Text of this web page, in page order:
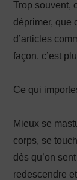
Trop souvent,
déprimer, que
d’articles
façon, c’est
Ce qui
Mieux se
corps, se
dès qu’on
redescendre